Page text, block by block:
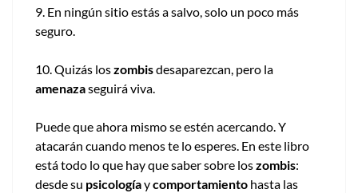
9. En ningún sitio estás a salvo, solo un poco más
seguro.
10. Quizás loszombisdesaparezcan, pero la
amenazaseguirá viva.
Puede que ahora mismo se estén acercando. Y
atacarán cuando menos te lo esperes. En este libro
está todo lo que hay que saber sobre loszombis:
desde su psicologíaycomportamiento hasta las